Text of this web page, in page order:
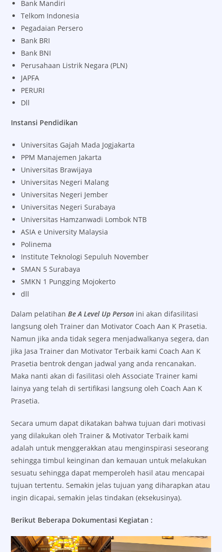
Bank Mandiri
Telkom Indonesia
Pegadaian Persero
Bank BRI
Bank BNI
Perusahaan Listrik Negara (PLN)
JAPFA
PERURI
Dll
Instansi Pendidikan
Universitas Gajah Mada Jogjakarta
PPM Manajemen Jakarta
Universitas Brawijaya
Universitas Negeri Malang
Universitas Negeri Jember
Universitas Negeri Surabaya
Universitas Hamzanwadi Lombok NTB
ASIA e University Malaysia
Polinema
Institute Teknologi Sepuluh November
SMAN 5 Surabaya
SMKN 1 Pungging Mojokerto
dll
Dalam pelatihanBe A Level Up Person ini akan difasilitasi
langsung oleh Trainer dan Motivator Coach Aan K Prasetia.
Namun jika anda tidak segera menjadwalkanya segera, dan
jika Jasa Trainer dan Motivator Terbaik kami Coach Aan K
Prasetia bentrok dengan jadwal yang anda rencanakan.
Maka nanti akan di fasilitasi oleh Associate Trainer kami
lainya yang telah di sertifikasi langsung oleh Coach Aan K
Prasetia.
Secara umum dapat dikatakan bahwa tujuan dari motivasi
yang dilakukan oleh Trainer & Motivator Terbaik kami
adalah untuk menggerakkan atau menginspirasi seseorang
sehingga timbul keinginan dan kemauan untuk melakukan
sesuatu sehingga dapat memperoleh hasil atau mencapai
tujuan tertentu. Semakin jelas tujuan yang diharapkan atau
ingin dicapai, semakin jelas tindakan (eksekusinya).
Berikut Beberapa Dokumentasi Kegiatan :